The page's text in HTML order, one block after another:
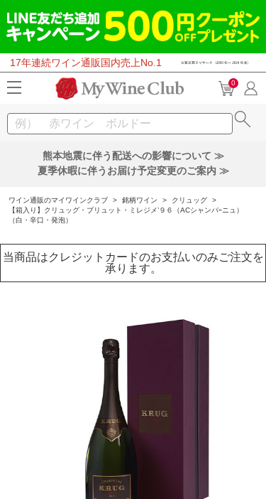
17年連続ワイン通販国内売上No.1
0
熊本地震に伴う配送への影響について ≫
夏季休暇に伴うお届け予定変更のご案内 ≫
ワイン通販のマイワインクラブ > 銘柄ワイン > クリュッグ
>
【箱入り】クリュッグ・ブリュット・ミレジメ’９６（ACシャンパｰニュ）
（白・辛口・発泡）
当商品はクレジットカードのお支払いのみご注文を
承ります。